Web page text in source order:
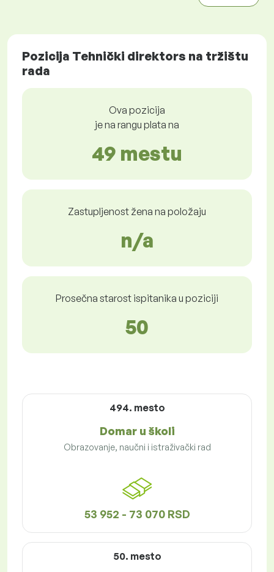
Pozicija Tehnički direktors na tržištu
rada
Ova pozicija
je na rangu plata na
49 mestu
Zastupljenost žena na položaju
n/a
Prosečna starost ispitanika u poziciji
50
494. mesto
Domar u školi
Obrazovanje, naučni i istraživački rad
53 952 - 73 070 RSD
50. mesto